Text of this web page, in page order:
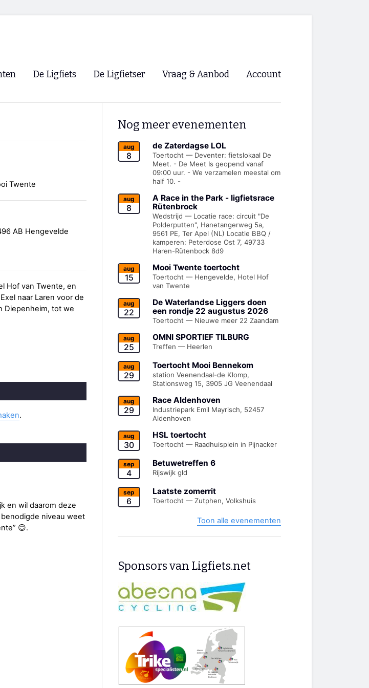
2026
De Ligfiets De Ligfietser
Ligfietsvereninging NVHPV
Lokale Fietsverenigingen
EHPVA & EuSupino 🡺
Forum ligfietsers.nl 🡺
Vraag & Aanbod Account
Registreren
Twente
AB Hengevelde
Hof van Twente, en
naar Laren voor de
Diepenheim, tot we
.
en wil daarom deze
niveau weet
😊.
Nog meer evenementen
aug
8
de Zaterdagse LOL
Toertocht — Deventer: fietslokaal De
Meet. - De Meet Is geopend vanaf
09:00 uur. - We verzamelen meestal om
half 10. -
aug
8
A Race in the Park - ligfietsrace
Rütenbrock
Wedstrijd — Locatie race: circuit "De
Polderputten", Hanetangerweg 5a,
9561 PE, Ter Apel (NL) Locatie BBQ /
kamperen: Peterdose Ost 7, 49733
Haren-Rütenbock 8d9
aug
15
Mooi Twente toertocht
Toertocht — Hengevelde, Hotel Hof
van Twente
aug
22
De Waterlandse Liggers doen
een rondje 22 augustus 2026
Toertocht — Nieuwe meer 22 Zaandam
aug
25
OMNI SPORTIEF TILBURG
Treffen — Heerlen
aug
29
Toertocht Mooi Bennekom
station Veenendaal-de Klomp,
Stationsweg 15, 3905 JG Veenendaal
aug
29
Race Aldenhoven
Industriepark Emil Mayrisch, 52457
Aldenhoven
aug
30
HSL toertocht
Toertocht — Raadhuisplein in Pijnacker
sep
4
Betuwetreffen 6
Rijswijk gld
sep
6
Laatste zomerrit
Toertocht — Zutphen, Volkshuis
Toon alle evenementen
Sponsors van Ligfiets.net